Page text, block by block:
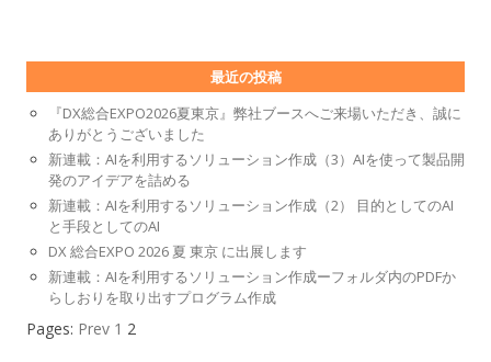
最近の投稿
『DX総合EXPO2026夏東京』弊社ブースへご来場いただき、誠に
ありがとうございました
新連載：AIを利用するソリューション作成（3）AIを使って製品開
発のアイデアを詰める
新連載：AIを利用するソリューション作成（2） 目的としてのAI
と手段としてのAI
DX 総合EXPO 2026 夏 東京 に出展します
新連載：AIを利用するソリューション作成ーフォルダ内のPDFか
らしおりを取り出すプログラム作成
Pages: Prev 1 2